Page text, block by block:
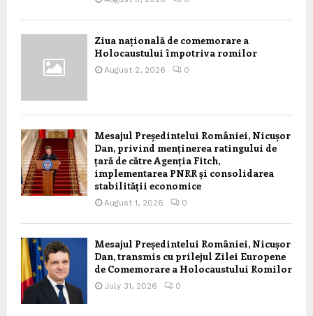
Ziua națională de comemorare a
Holocaustului împotriva romilor
August 2, 2026 0
Mesajul Președintelui României, Nicușor
Dan, privind menținerea ratingului de
țară de către Agenția Fitch,
implementarea PNRR și consolidarea
stabilității economice
August 1, 2026 0
Mesajul Președintelui României, Nicușor
Dan, transmis cu prilejul Zilei Europene
de Comemorare a Holocaustului Romilor
July 31, 2026 0